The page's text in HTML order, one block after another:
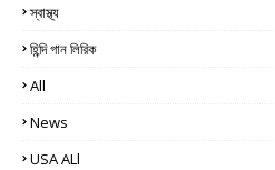
স্বাস্থ্য
হিন্দি গান লিরিক
All
News
USA ALl